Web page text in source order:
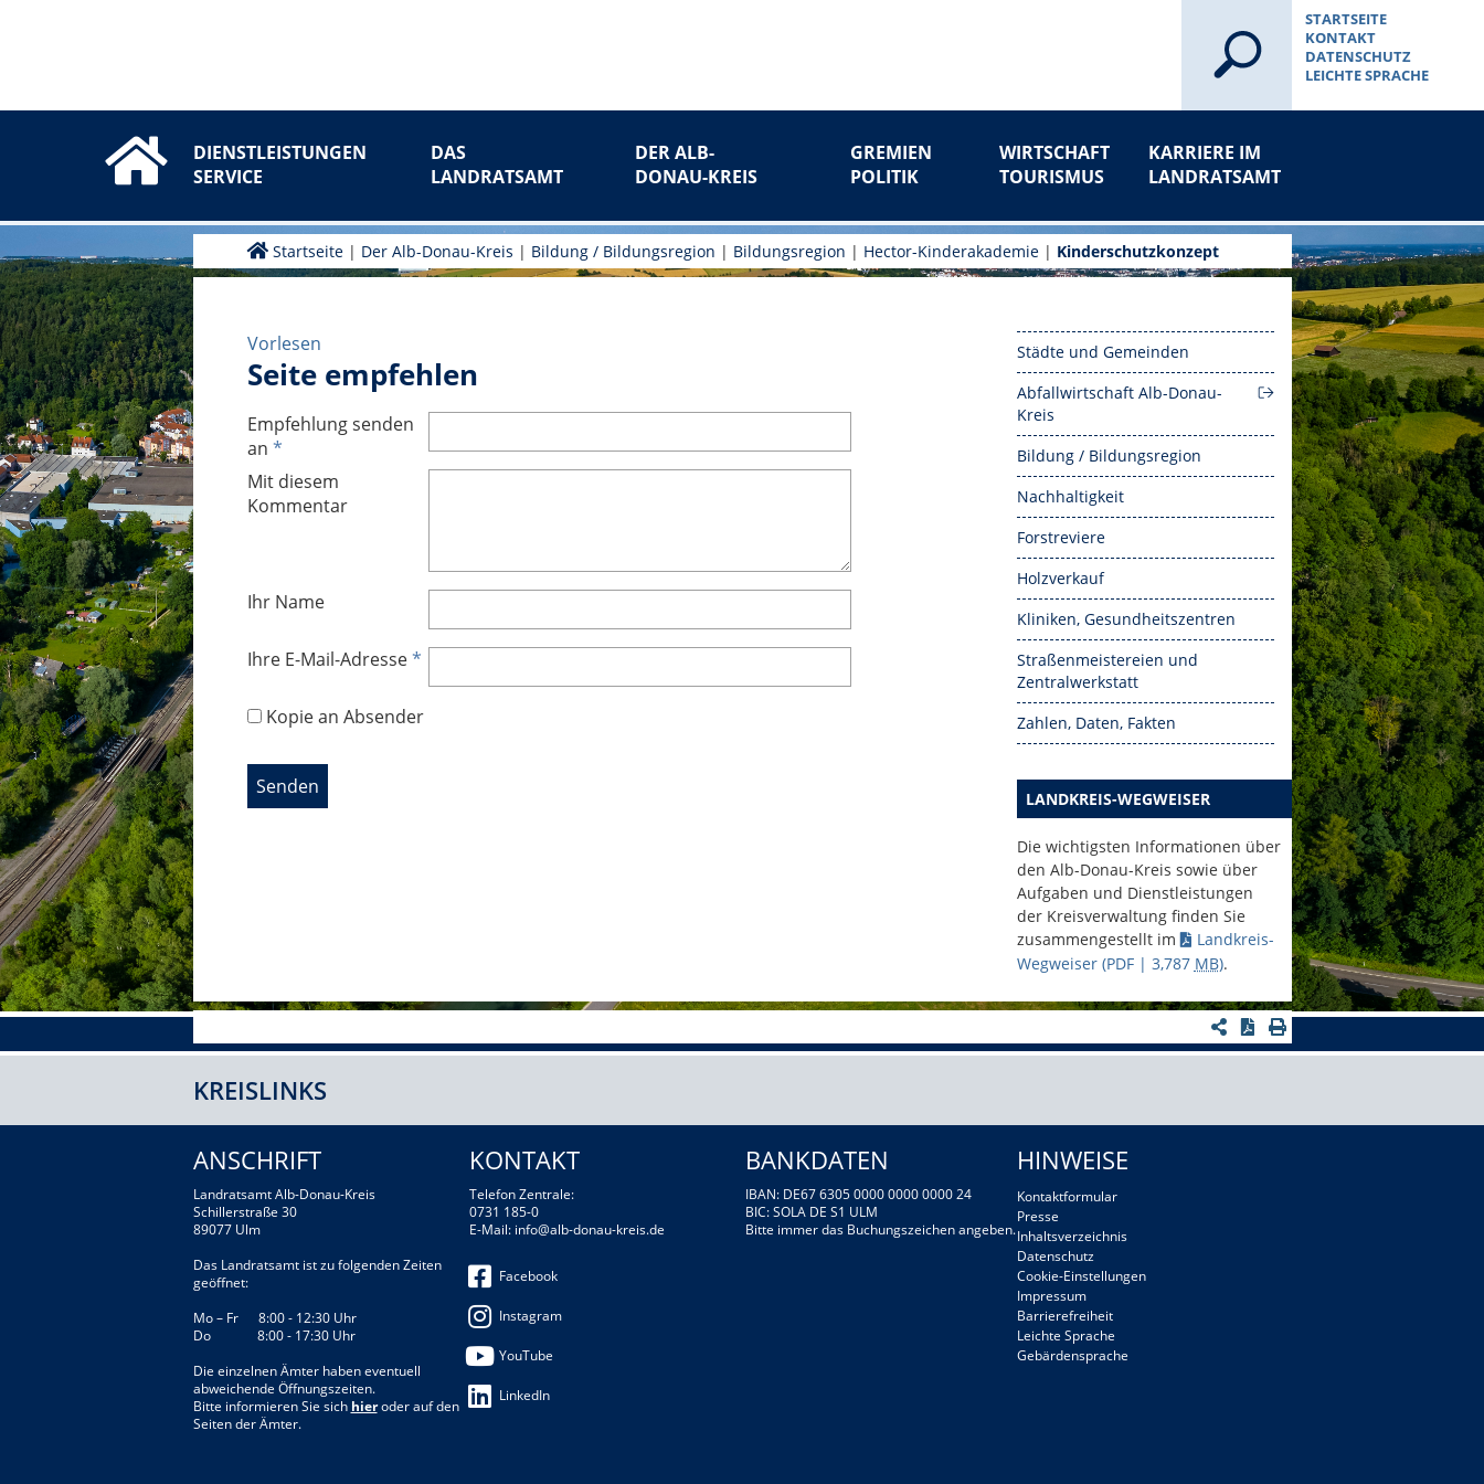
STARTSEITE
KONTAKT
DATENSCHUTZ
LEICHTE SPRACHE
DIENSTLEISTUNGEN
SERVICE
DAS
LANDRATSAMT
DER ALB-
DONAU-KREIS
GREMIEN
POLITIK
WIRTSCHAFT
TOURISMUS
KARRIERE IM
LANDRATSAMT
Startseite | Der Alb-Donau-Kreis | Bildung / Bildungsregion | Bildungsregion | Hector-Kinderakademie | Kinderschutzkonzept
Vorlesen
Seite empfehlen
Empfehlung senden
an *
Mit diesem
Kommentar
Ihr Name
Ihre E-Mail-Adresse*
Kopie an Absender
Städte und Gemeinden
Abfallwirtschaft Alb-Donau-
Kreis
Bildung / Bildungsregion
Nachhaltigkeit
Forstreviere
Holzverkauf
Kliniken, Gesundheitszentren
Straßenmeistereien und
Zentralwerkstatt
Zahlen, Daten, Fakten
LANDKREIS-WEGWEISER
Die wichtigsten Informationen über
den Alb-Donau-Kreis sowie über
Aufgaben und Dienstleistungen
der Kreisverwaltung finden Sie
zusammengestellt im
Landkreis-
Wegweiser(PDF | 3,787 MB).
KREISLINKS
ANSCHRIFT
Landratsamt Alb-Donau-Kreis
Schillerstraße 30
89077 Ulm
Das Landratsamt ist zu folgenden Zeiten
geöffnet:
Mo – Fr 8:00 - 12:30 Uhr
Do 8:00 - 17:30 Uhr
Die einzelnen Ämter haben eventuell
abweichende Öffnungszeiten.
Bitte informieren Sie sich hieroder auf den
Seiten der Ämter.
KONTAKT
Telefon Zentrale:
0731 185-0
E-Mail: info@alb-donau-kreis.de
Facebook
Instagram
YouTube
LinkedIn
BANKDATEN
IBAN: DE67 6305 0000 0000 0000 24
BIC: SOLA DE S1 ULM
Bitte immer das Buchungszeichen angeben.
HINWEISE
Kontaktformular
Presse
Inhaltsverzeichnis
Datenschutz
Cookie-Einstellungen
Impressum
Barrierefreiheit
Leichte Sprache
Gebärdensprache